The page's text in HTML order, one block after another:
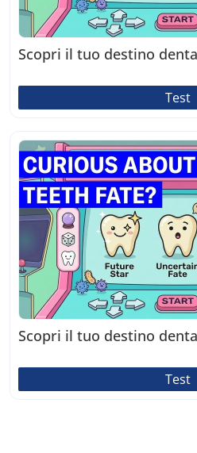
Scopri il tuo destino
Test
Scopri il tuo destino
Test